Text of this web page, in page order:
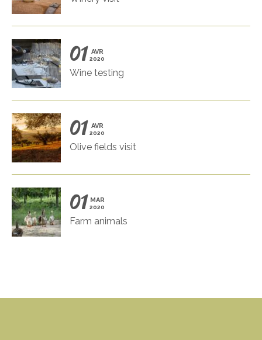
01 AVR
2020
Wine testing
01 AVR
2020
Olive fields visit
01 MAR
2020
Farm animals